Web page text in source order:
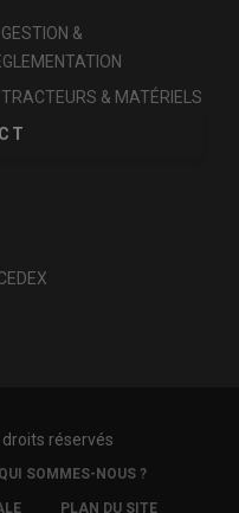
GESTION &
TRACTEURS & MATÉRIELS
réservés
QUI SOMMES-NOUS ?
PLAN DU SITE